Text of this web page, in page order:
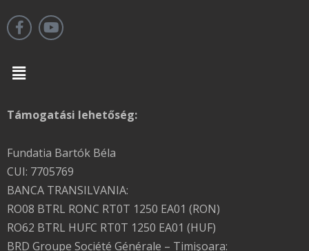
Menu
Támogatási lehetőség:
Fundatia Bartók Béla
CUI: 7705769
BANCA TRANSILVANIA:
RO08 BTRL RONC RT0T 1250 EA01 (RON)
RO62 BTRL HUFC RT0T 1250 EA01 (HUF)
BRD Groupe Société Générale – Timişoara: